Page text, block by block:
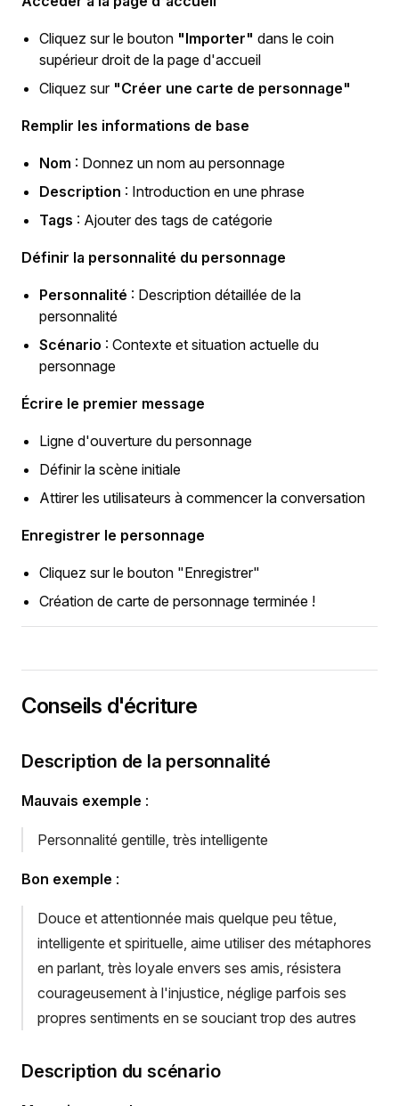
Cliquez sur le bouton "Importer" dans le coin
supérieur droit de la page d'accueil
Cliquez sur "Créer une carte de personnage"
Remplir les informations de base
Nom : Donnez un nom au personnage
Description : Introduction en une phrase
Tags : Ajouter des tags de catégorie
Définir la personnalité du personnage
Personnalité : Description détaillée de la
personnalité
Scénario : Contexte et situation actuelle du
personnage
Écrire le premier message
Ligne d'ouverture du personnage
Définir la scène initiale
Attirer les utilisateurs à commencer la conversation
Enregistrer le personnage
Cliquez sur le bouton "Enregistrer"
Création de carte de personnage terminée !
Conseils d'écriture
Description de la personnalité
Mauvais exemple :
Personnalité gentille, très intelligente
Bon exemple :
Douce et attentionnée mais quelque peu têtue,
intelligente et spirituelle, aime utiliser des métaphores
en parlant, très loyale envers ses amis, résistera
courageusement à l'injustice, néglige parfois ses
propres sentiments en se souciant trop des autres
Description du scénario